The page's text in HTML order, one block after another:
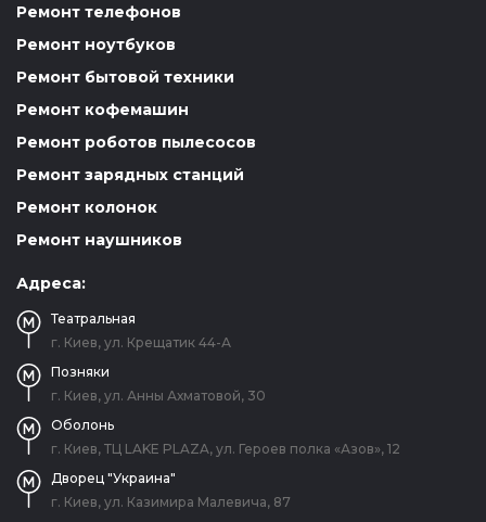
Ремонт телефонов
Ремонт ноутбуков
Ремонт бытовой техники
Ремонт кофемашин
Ремонт роботов пылесосов
Ремонт зарядных станций
Ремонт колонок
Ремонт наушников
Адреса:
Театральная
г. Киев, ул. Крещатик 44-А
Позняки
г. Киев, ул. Анны Ахматовой, 30
Оболонь
г. Киев, ТЦ LAKE PLAZA, ул. Героев полка «Азов», 12
Дворец "Украина"
г. Киев, ул. Казимира Малевича, 87